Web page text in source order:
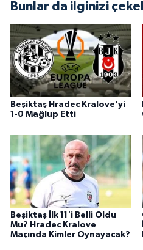
Bunlar da ilginizi
Beşiktaş Hradec Kralove'yi
1-0 Mağlup Etti
Beşiktaş İlk 11'i Belli Oldu
Mu? Hradec Kralove
Maçında Kimler Oynayacak?